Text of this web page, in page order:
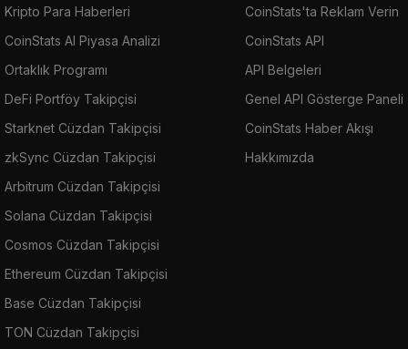
Kripto Para Haberleri
CoinStats AI Piyasa Analizi
Ortaklık Programı
DeFi Portföy Takipçisi
Starknet Cüzdan Takipçisi
zkSync Cüzdan Takipçisi
Arbitrum Cüzdan Takipçisi
Solana Cüzdan Takipçisi
Cosmos Cüzdan Takipçisi
Ethereum Cüzdan Takipçisi
Base Cüzdan Takipçisi
TON Cüzdan Takipçisi
CoinStats'ta Reklam Verin
CoinStats API
API Belgeleri
Genel API Gösterge Paneli
CoinStats Haber Akışı
Hakkımızda